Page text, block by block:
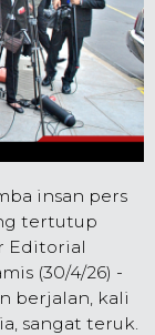
insan pers
tertutup
Editorial
(30/4/26) -
berjalan, kali
sangat teruk.